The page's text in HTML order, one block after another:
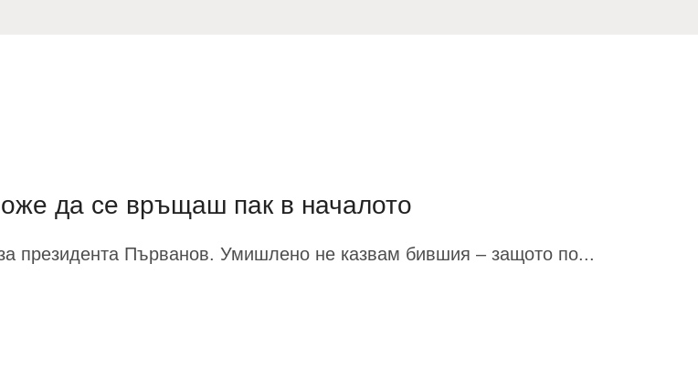
да се връщаш пак в началото
президента Първанов. Умишлено не казвам бившия – защото по...